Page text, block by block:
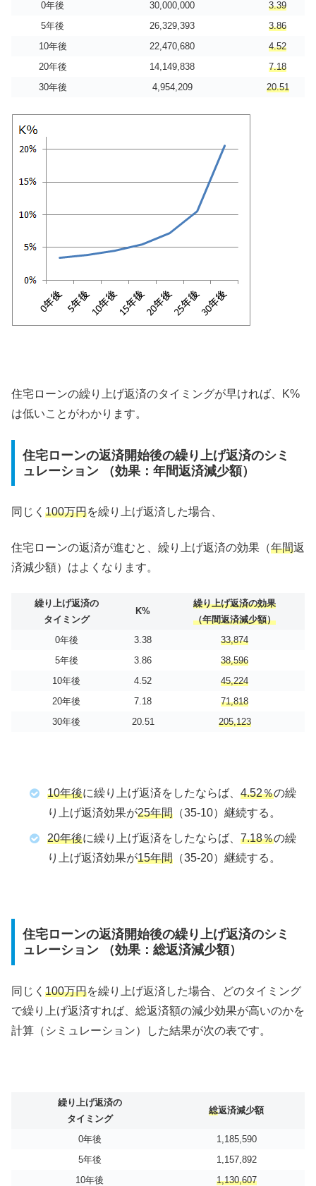
0年後 30,000,000
3.39
5年後
26,329,393
3.86
10年後
22,470,680
4.52
20年後
14,149,838
7.18
30年後
4,954,209 20.51
住宅ローンの繰り上げ返済のタイミングが早ければ、K%
は低いことがわかります。
住宅ローンの返済開始後の繰り上げ返済のシミ
ュレーション （効果：年間返済減少額）
同じく 100万円を繰り上げ返済した場合、
住宅ローンの返済が進むと、繰り上げ返済の効果（年間返
済減少額）はよくなります。
繰り上げ返済の
タイミング
K%
繰り上げ返済の効果
（年間返済減少額）
0年後
3.38
33,874
5年後
3.86
38,596
10年後
4.52
45,224
20年後
7.18
71,818
30年後
20.51 205,123
10年後に繰り上げ返済をしたならば、 4.52％の繰
り上げ返済効果が25年間 （35-10）継続する。
20年後に繰り上げ返済をしたならば、 7.18％の繰
り上げ返済効果が15年間 （35-20）継続する。
住宅ローンの返済開始後の繰り上げ返済のシミ
ュレーション （効果：総返済減少額）
同じく 100万円を繰り上げ返済した場合、どのタイミング
で繰り上げ返済すれば、総返済額の減少効果が高いのかを
計算（シミュレーション）した結果が次の表です。
繰り上げ返済の
タイミング
総返済減少額
0年後
1,185,590
5年後
1,157,892
10年後
1,130,607